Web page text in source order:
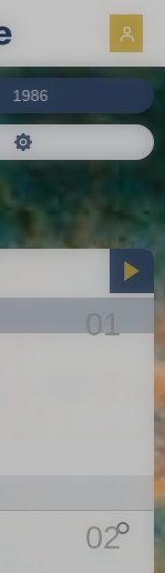
1986
01
02